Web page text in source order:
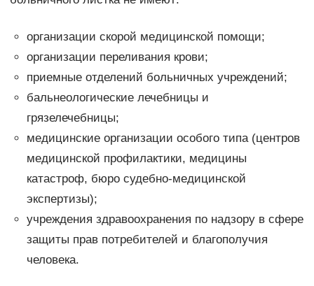
организации скорой медицинской помощи;
организации переливания крови;
приемные отделений больничных учреждений;
бальнеологические лечебницы и
грязелечебницы;
медицинские организации особого типа (центров
медицинской профилактики, медицины
катастроф, бюро судебно-медицинской
экспертизы);
учреждения здравоохранения по надзору в сфере
защиты прав потребителей и благополучия
человека.